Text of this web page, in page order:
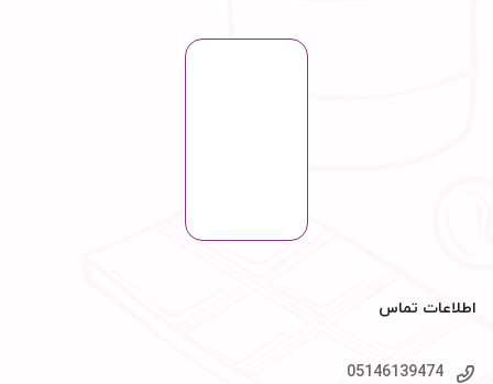
اطلاعات تماس
05146139474